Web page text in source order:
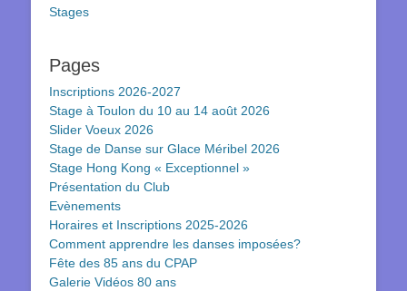
Stages
Pages
Inscriptions 2026-2027
Stage à Toulon du 10 au 14 août 2026
Slider Voeux 2026
Stage de Danse sur Glace Méribel 2026
Stage Hong Kong « Exceptionnel »
Présentation du Club
Evènements
Horaires et Inscriptions 2025-2026
Comment apprendre les danses imposées?
Fête des 85 ans du CPAP
Galerie Vidéos 80 ans